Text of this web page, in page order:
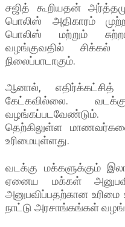
சஜித் கூறியதன்
பொலிஸ் அதிகாரம்
பொலிஸ் மற்றும்
வழங்குவதில்
நிலைப்பாடாகும்.
ஆனால்,
கேட்கவில்லை.
வழங்கப்படவேண்டும்.
தெற்கிலுள்ள
உரிமையுள்ளது.
வடக்கு மக்களுக்கும்
ஏனைய மக்கள்
அனுபவிப்பதற்கான
நாட்டு அரசாங்கங்கள்